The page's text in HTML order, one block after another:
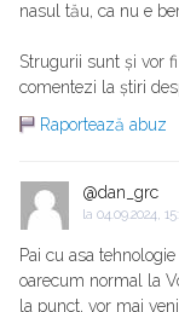
nasul tău, ca nu e
Strugurii sunt și vor
comentezi la știri
Raportează abuz
@dan_grc
la 04.09.2024,
Pai cu asa
oarecum normal la
la punct, vor mai